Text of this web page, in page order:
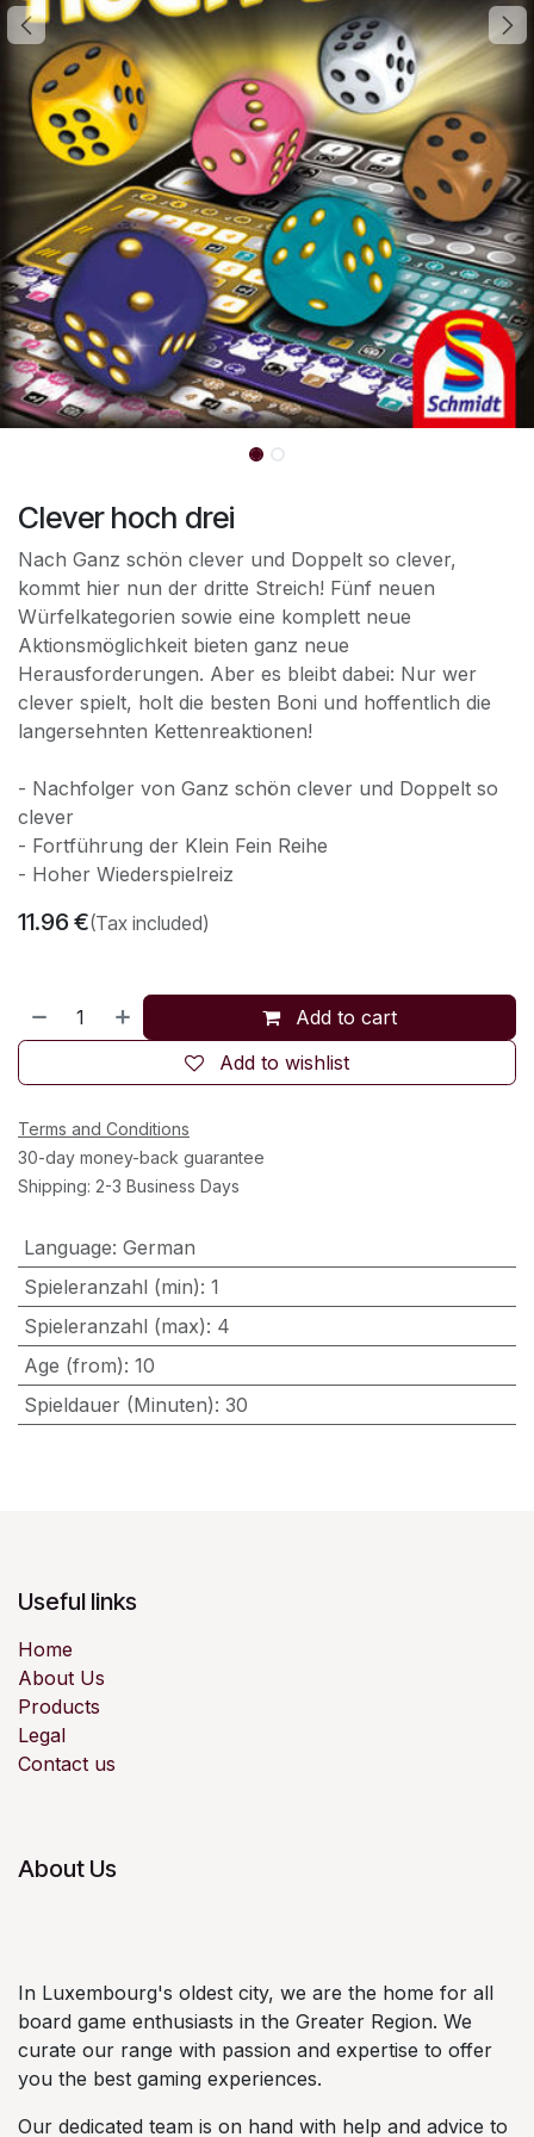
Clever hoch drei
Nach Ganz schön clever und Doppelt so clever,
kommt hier nun der dritte Streich! Fünf neuen
Würfelkategorien sowie eine komplett neue
Aktionsmöglichkeit bieten ganz neue
Herausforderungen. Aber es bleibt dabei: Nur wer
clever spielt, holt die besten Boni und hoffentlich die
langersehnten Kettenreaktionen!
- Nachfolger von Ganz schön clever und Doppelt so
clever
- Fortführung der Klein Fein Reihe
- Hoher Wiederspielreiz
11.96 €(Tax included)
Add to cart
Add to wishlist
Terms and Conditions
30-day money-back guarantee
Shipping: 2-3 Business Days
Language: German
Spieleranzahl (min): 1
Spieleranzahl (max): 4
Age (from): 10
Spieldauer (Minuten): 30
Useful links
Home
About Us
Products
Legal
Contact us
About Us
In Luxembourg's oldest city, we are the home for all
board game enthusiasts in the Greater Region. We
curate our range with passion and expertise to offer
you the best gaming experiences.
Our dedicated team is on hand with help and advice to